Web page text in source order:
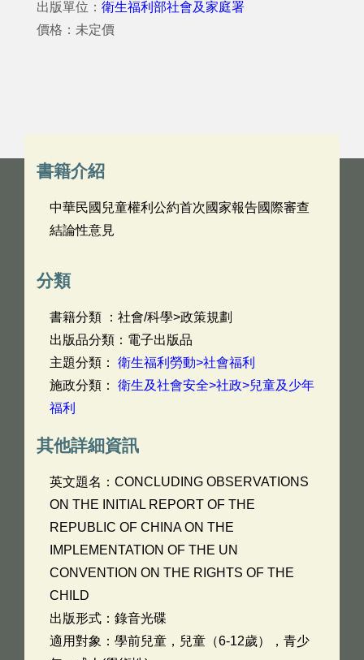
出版單位： 衛生福利部社會及家庭署
價格：未定價
書籍介紹
中華民國兒童權利公約首次國家報告國際審查
結論性意見
分類
書籍分類 ：社會/科學>政策規劃
出版品分類：電子出版品
主題分類： 衛生福利勞動>社會福利
施政分類： 衛生及社會安全>社政>兒童及少年
福利
其他詳細資訊
英文題名： CONCLUDING OBSERVATIONS
ON THE INITIAL REPORT OF THE
REPUBLIC OF CHINA ON THE
IMPLEMENTATION OF THE UN
CONVENTION ON THE RIGHTS OF THE
CHILD
出版形式：錄音光碟
適用對象：學前兒童，兒童（6-12歲），青少